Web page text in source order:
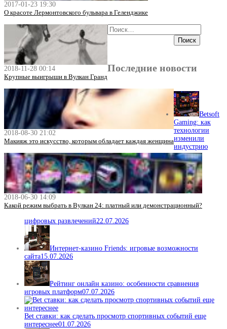
2017-01-23 19:30
О красоте Лермонтовского бульвара в Геленджике
2018-11-28 00:14
Крупные выигрыши в Вулкан Гранд
2018-08-30 21:02
Макияж это искусство, которым обладает каждая женщина
2018-06-30 14:09
Какой режим выбрать в Вулкан 24: платный или демонстрационный?
Последние новости
Betsoft
Gaming: как
технологии
изменили
индустрию
цифровых развлечений22.07.2026
Интернет-казино Friends: игровые возможности
сайта15.07.2026
Рейтинг онлайн казино: особенности сравнения
игровых платформ07.07.2026
Bet ставки: как сделать просмотр спортивных событий еще
интереснее01.07.2026